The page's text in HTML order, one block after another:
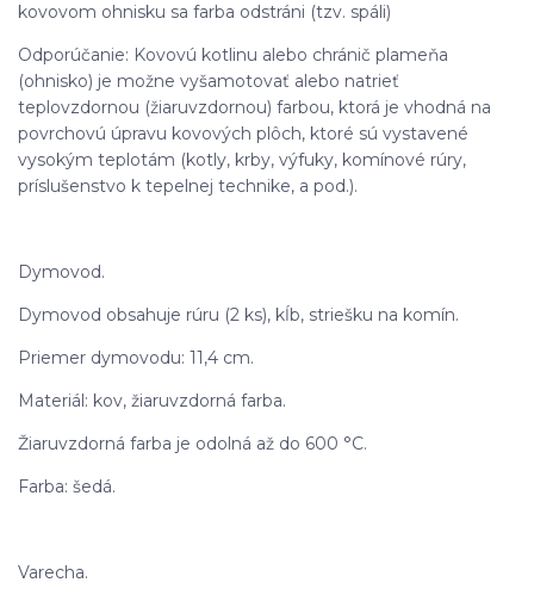
kovovom ohnisku sa farba odstráni (tzv. spáli)
Odporúčanie: Kovovú kotlinu alebo chránič plameňa
(ohnisko) je možne vyšamotovať alebo natrieť
teplovzdornou (žiaruvzdornou) farbou, ktorá je vhodná na
povrchovú úpravu kovových plôch, ktoré sú vystavené
vysokým teplotám (kotly, krby, výfuky, komínové rúry,
príslušenstvo k tepelnej technike, a pod.).
Dymovod.
Dymovod obsahuje rúru (2 ks), kĺb, striešku na komín.
Priemer dymovodu: 11,4 cm.
Materiál: kov, žiaruvzdorná farba.
Žiaruvzdorná farba je odolná až do 600 °C.
Farba: šedá.
Varecha.